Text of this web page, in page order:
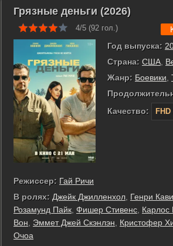
Грязные деньги (2026)
4/5 (92 гол.)
Год выпуска:
Страна: США
Жанр: Боевики
Качество:
Режиссер: Гай Ричи
В ролях: Джейк Джилленхол Генри
Розамунд Пайк Фишер Стивенс Карлос
Вон
Эммет Джей Скэнлэн Кристофер
Очоа